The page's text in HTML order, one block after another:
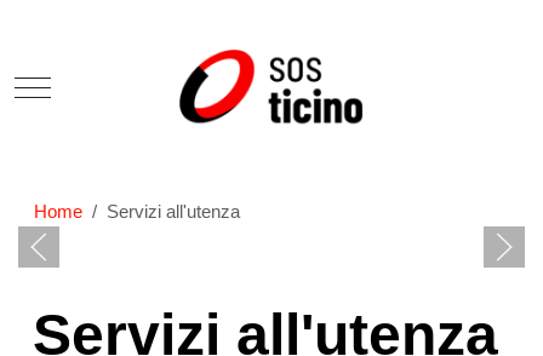
Mobile Menu Toggle
Home Servizi all'utenza
Servizi all'utenza